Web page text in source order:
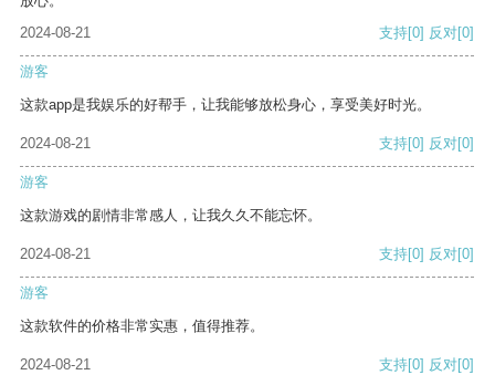
2024-08-21
支持[0] 反对[0]
游客
这款app是我娱乐的好帮手，让我能够放松身心，享受美好时光。
2024-08-21 支持[0] 反对[0]
游客
这款游戏的剧情非常感人，让我久久不能忘怀。
2024-08-21 支持[0] 反对[0]
游客
这款软件的价格非常实惠，值得推荐。
2024-08-21 支持[0] 反对[0]